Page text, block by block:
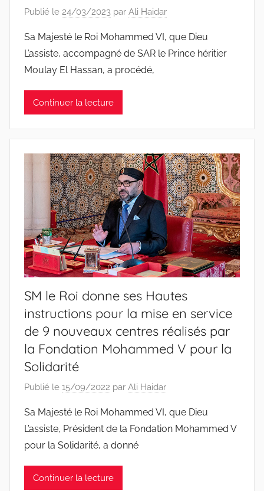
Publié le 24/03/2023 par Ali Haidar
Sa Majesté le Roi Mohammed VI, que Dieu
L’assiste, accompagné de SAR le Prince héritier
Moulay El Hassan, a procédé,
Continuer la lecture
SM le Roi donne ses Hautes
instructions pour la mise en service
de 9 nouveaux centres réalisés par
la Fondation Mohammed V pour la
Solidarité
Publié le 15/09/2022 par Ali Haidar
Sa Majesté le Roi Mohammed VI, que Dieu
L’assiste, Président de la Fondation Mohammed V
pour la Solidarité, a donné
Continuer la lecture